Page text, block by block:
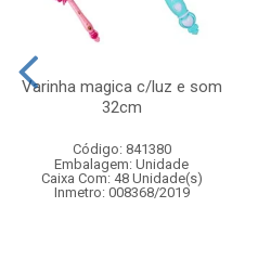
Varinha magica c/luz e som
32cm
Código: 841380
Embalagem: Unidade
Caixa Com: 48 Unidade(s)
Inmetro: 008368/2019